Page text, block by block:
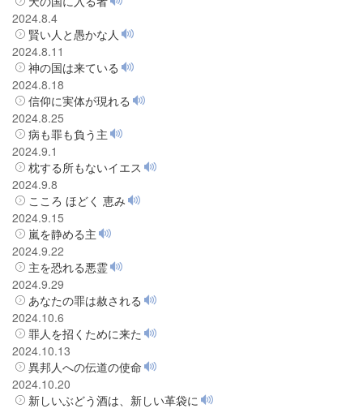
2024.8.4
賢い人と愚かな人
2024.8.11
神の国は来ている
2024.8.18
信仰に実体が現れる
2024.8.25
病も罪も負う主
2024.9.1
枕する所もないイエス
2024.9.8
こころ ほどく 恵み
2024.9.15
嵐を静める主
2024.9.22
主を恐れる悪霊
2024.9.29
あなたの罪は赦される
2024.10.6
罪人を招くために来た
2024.10.13
異邦人への伝道の使命
2024.10.20
新しいぶどう酒は、新しい革袋に